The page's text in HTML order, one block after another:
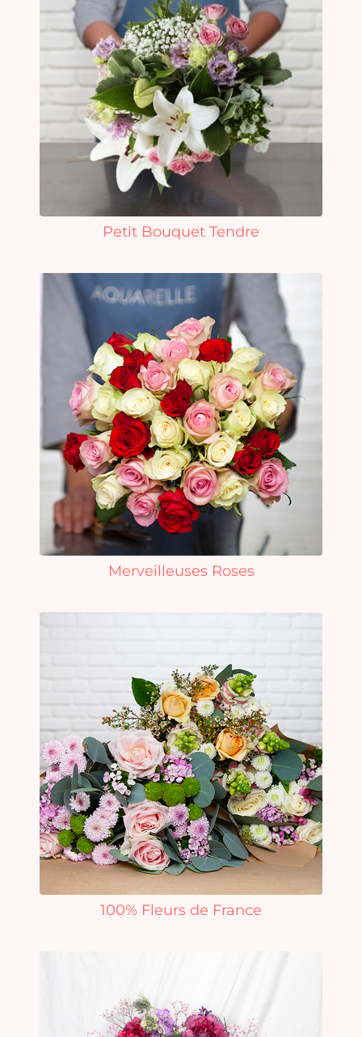
Petit Bouquet Tendre
Merveilleuses Roses
100% Fleurs de France